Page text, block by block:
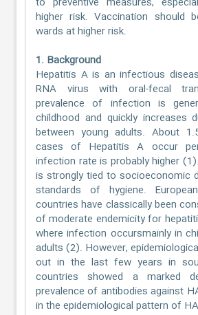
higher risk. Vaccination should
wards at higher risk.
1. Background
Hepatitis A is an infectious
RNA virus with oral-fecal
prevalence of infection is
childhood and quickly increases
between young adults. About
cases of Hepatitis A occur
infection rate is probably higher
is strongly tied to socioeconomic
standards of hygiene.
countries have classically been
of moderate endemicity for
where infection occursmainly in
adults (2). However,
out in the last few years in
countries showed a marked
prevalence of antibodies against
in the epidemiological pattern of